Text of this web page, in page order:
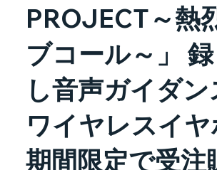
PROJECT～熱
ブコール～」
し音声ガイダ
ワイヤレスイ
期間限定で受注